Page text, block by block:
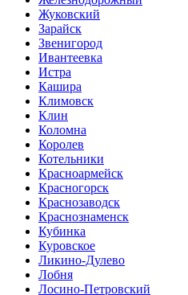
Жуковский
Зарайск
Звенигород
Ивантеевка
Истра
Кашира
Климовск
Клин
Коломна
Королев
Котельники
Красноармейск
Красногорск
Краснозаводск
Краснознаменск
Кубинка
Куровское
Ликино-Дулево
Лобня
Лосино-Петровский